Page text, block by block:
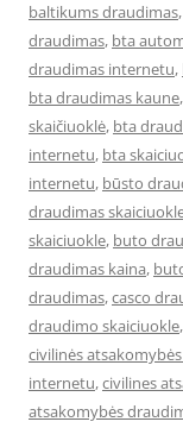
baltikums draudimas,
draudimas, bta
draudimas internetu,
bta draudimas kaune,
skaičiuoklė, bta
internetu, bta
internetu, būsto
draudimas
skaiciuokle, buto
draudimas kaina,
draudimas,casco
draudimo skaiciuokle,
civilinės
internetu,civilines
atsakomybės